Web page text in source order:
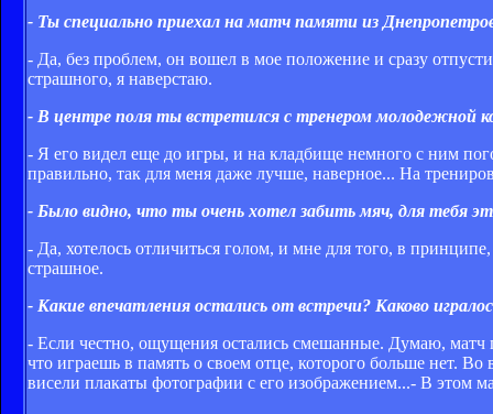
- Ты специально приехал на матч памяти из
- Да, без проблем, он вошел в мое положение и сразу
страшного, я наверстаю.
- В центре поля ты встретился с тренером молодежной
- Я его видел еще до игры, и на кладбище немного с ним
правильно, так для меня даже лучше, наверное... На
- Было видно, что ты очень хотел забить мяч, для тебя
- Да, хотелось отличиться голом, и мне для того, в
страшное.
- Какие впечатления остались от встречи? Каково
- Если честно, ощущения остались смешанные. Думаю, матч
что играешь в память о своем отце, которого больше нет.
висели плакаты фотографии с его изображением...- В этом